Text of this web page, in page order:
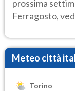
prossima
Ferragosto,
Meteo città
Torino